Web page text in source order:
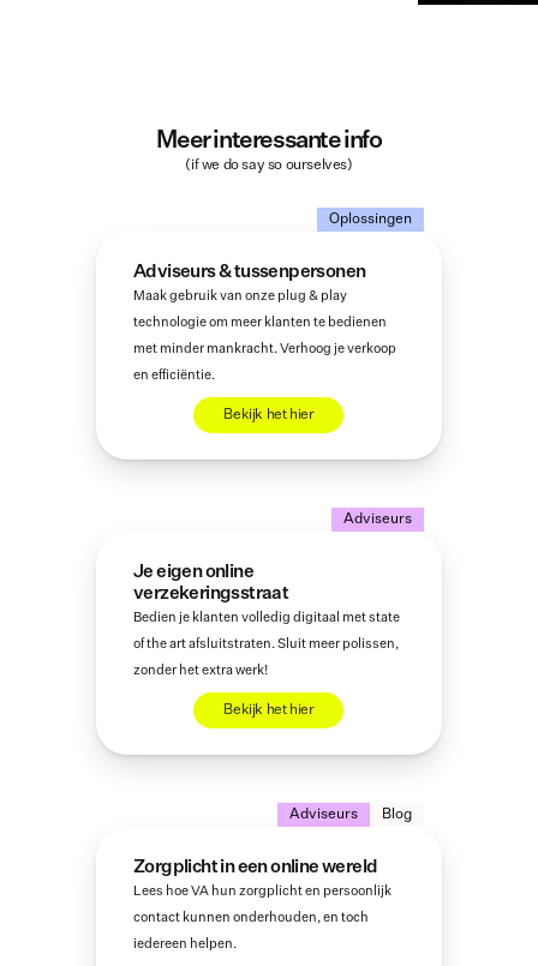
Meer interessante info
(if we do say so ourselves)
Oplossingen
Adviseurs & tussenpersonen
Maak gebruik van onze plug & play
technologie om meer klanten te bedienen
met minder mankracht. Verhoog je verkoop
en efficiëntie.
Bekijk het hier
Adviseurs
Je eigen online
verzekeringsstraat
Bedien je klanten volledig digitaal met state
of the art afsluitstraten. Sluit meer polissen,
zonder het extra werk!
Bekijk het hier
Adviseurs Blog
Zorgplicht in een online wereld
Lees hoe VA hun zorgplicht en persoonlijk
contact kunnen onderhouden, en toch
iedereen helpen.